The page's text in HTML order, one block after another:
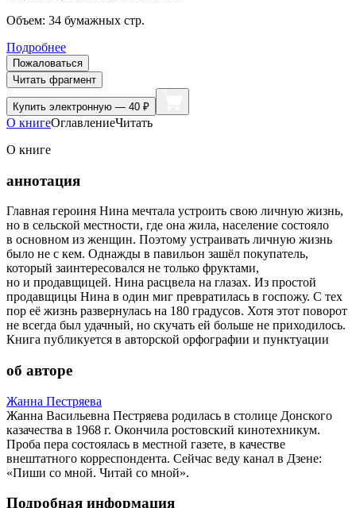
Объем: 34 бумажных стр.
Подробнее
Пожаловаться
Читать фрагмент
Купить электронную — 40 ₽
О книгеОглавлениеЧитать
О книге
аннотация
Главная героиня Нина мечтала устроить свою личную жизнь,
но в сельской местности, где она жила, население состояло
в основном из женщин. Поэтому устраивать личную жизнь
было не с кем. Однажды в павильон зашёл покупатель,
который заинтересовался не только фруктами,
но и продавщицей. Нина расцвела на глазах. Из простой
продавщицы Нина в один миг превратилась в госпожу. С тех
пор её жизнь развернулась на 180 градусов. Хотя этот поворот
не всегда был удачный, но скучать ей больше не приходилось.
Книга публикуется в авторской орфографии и пунктуации
об авторе
Жанна Пестряева
Жанна Васильевна Пестряева родилась в столице Донского
казачества в 1968 г. Окончила ростовский кинотехникум.
Проба пера состоялась в местной газете, в качестве
внештатного корреспондента. Сейчас веду канал в Дзене:
«Пиши со мной. Читай со мной».
Подробная информация